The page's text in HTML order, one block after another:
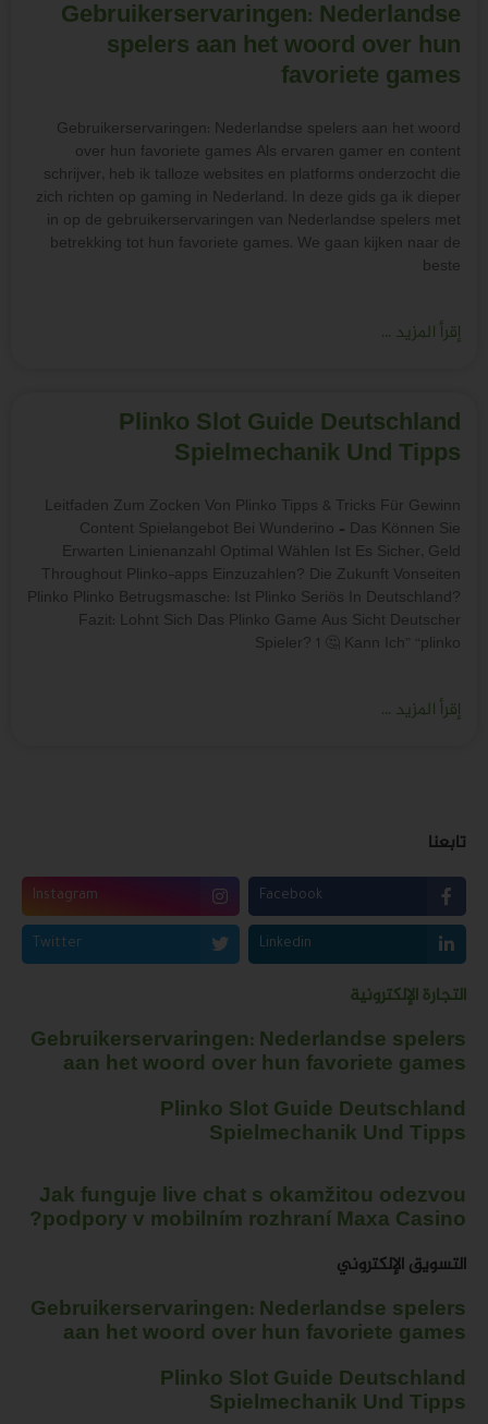
Gebruikerservaringen: Nederlandse
spelers aan het woord over hun
favoriete games
Gebruikerservaringen: Nederlandse spelers aan het woord
over hun favoriete games Als ervaren gamer en content
schrijver, heb ik talloze websites en platforms onderzocht die
zich richten op gaming in Nederland. In deze gids ga ik dieper
in op de gebruikerservaringen van Nederlandse spelers met
betrekking tot hun favoriete games. We gaan kijken naar de
beste
إقرأ المزيد ...
Plinko Slot Guide Deutschland
Spielmechanik Und Tipps
Leitfaden Zum Zocken Von Plinko Tipps & Tricks Für Gewinn
Content Spielangebot Bei Wunderino – Das Können Sie
Erwarten Linienanzahl Optimal Wählen Ist Es Sicher, Geld
Throughout Plinko-apps Einzuzahlen? Die Zukunft Vonseiten
Plinko Plinko Betrugsmasche: Ist Plinko Seriös In Deutschland?
Fazit: Lohnt Sich Das Plinko Game Aus Sicht Deutscher
Spieler? 1 🤔 Kann Ich” “plinko
إقرأ المزيد ...
تابعنا
Facebook
Instagram
Linkedin
Twitter
التجارة الإلكترونية
Gebruikerservaringen: Nederlandse spelers
aan het woord over hun favoriete games
Plinko Slot Guide Deutschland
Spielmechanik Und Tipps
Jak funguje live chat s okamžitou odezvou
podpory v mobilním rozhraní Maxa Casino?
التسويق الإلكتروني
Gebruikerservaringen: Nederlandse spelers
aan het woord over hun favoriete games
Plinko Slot Guide Deutschland
Spielmechanik Und Tipps